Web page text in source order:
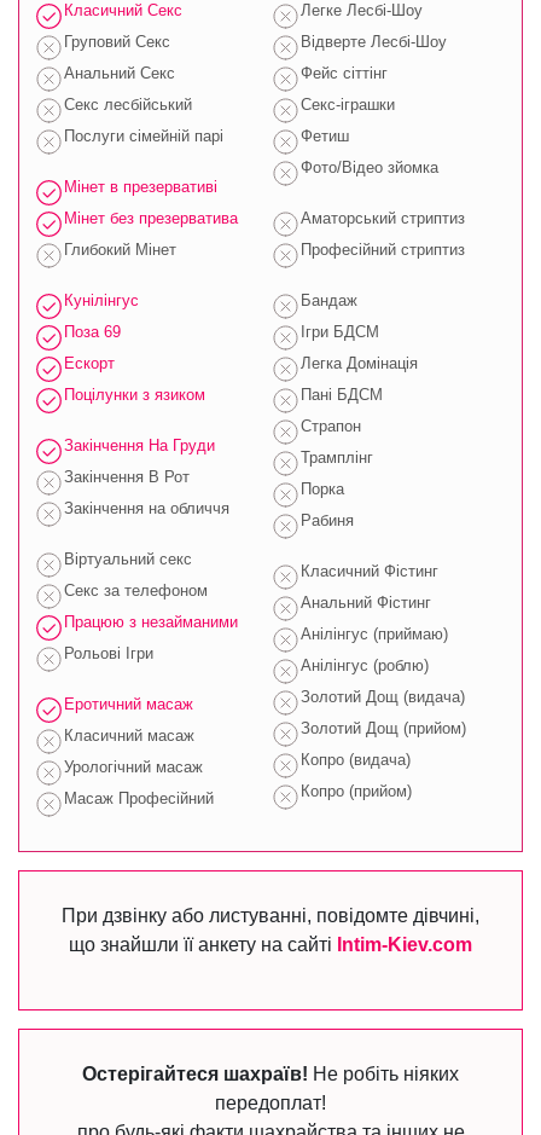
Класичний Секс
Груповий Секс
Анальний Секс
Секс лесбійський
Послуги сімейній парі
Мінет в презервативі
Мінет без презерватива
Глибокий Мінет
Кунілінгус
Поза 69
Ескорт
Поцілунки з язиком
Закінчення На Груди
Закінчення В Рот
Закінчення на обличчя
Віртуальний секс
Секс за телефоном
Працюю з незайманими
Рольові Ігри
Еротичний масаж
Класичний масаж
Урологічний масаж
Масаж Професійний
Легке Лесбі-Шоу
Відверте Лесбі-Шоу
Фейс сіттінг
Секс-іграшки
Фетиш
Фото/Відео зйомка
Аматорський стриптиз
Професійний стриптиз
Бандаж
Ігри БДСМ
Легка Домінація
Пані БДСМ
Страпон
Трамплінг
Порка
Рабиня
Класичний Фістинг
Анальний Фістинг
Анілінгус (приймаю)
Анілінгус (роблю)
Золотий Дощ (видача)
Золотий Дощ (прийом)
Копро (видача)
Копро (прийом)
При дзвінку або листуванні, повідомте дівчині,
що знайшли її анкету на сайті Intim-Kiev.com
Остерігайтеся шахраїв! Не робіть ніяких
передоплат!